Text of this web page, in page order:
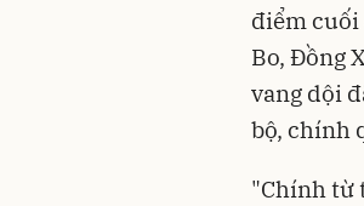
điểm cuối
Bo, Đồng
vang dội
bộ, chính
"Chính từ